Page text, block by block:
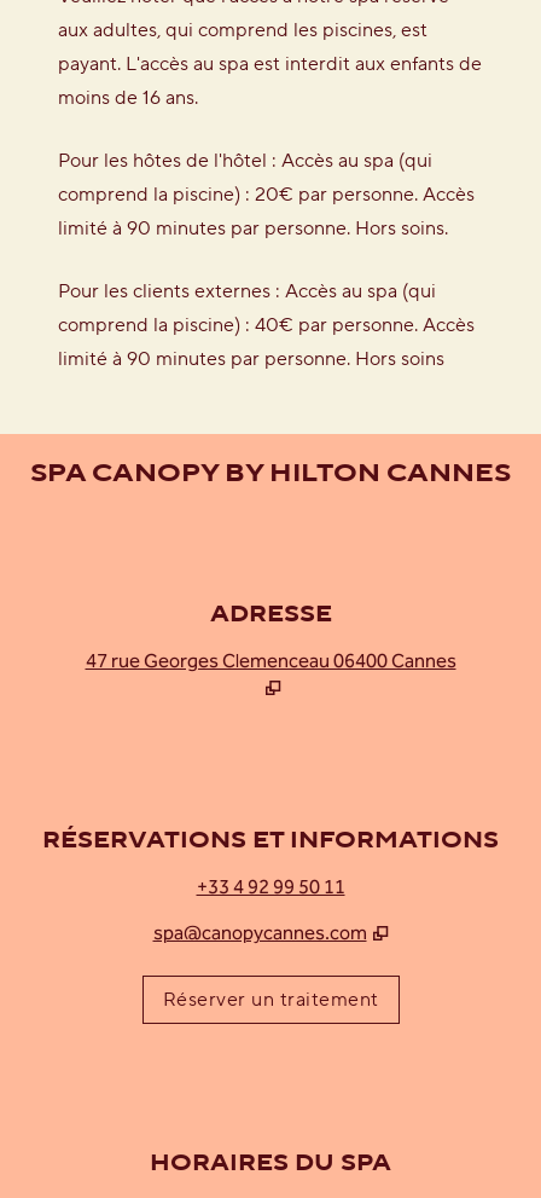
aux adultes, qui comprend les piscines, est
payant. L'accès au spa est interdit aux enfants de
moins de 16 ans.
Pour les hôtes de l'hôtel : Accès au spa (qui
comprend la piscine) : 20€ par personne. Accès
limité à 90 minutes par personne. Hors soins.
Pour les clients externes : Accès au spa (qui
comprend la piscine) : 40€ par personne. Accès
limité à 90 minutes par personne. Hors soins
SPA CANOPY BY HILTON CANNES
ADRESSE
47 rue Georges Clemenceau 06400 Cannes,
RÉSERVATIONS ET INFORMATIONS
+33 4 92 99 50 11
spa@canopycannes.com
Réserver un traitement,
HORAIRES DU SPA